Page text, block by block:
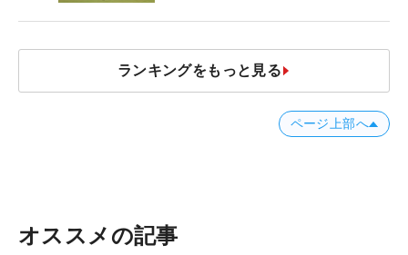
ランキングをもっと見る
ページ上部へ
オススメの記事